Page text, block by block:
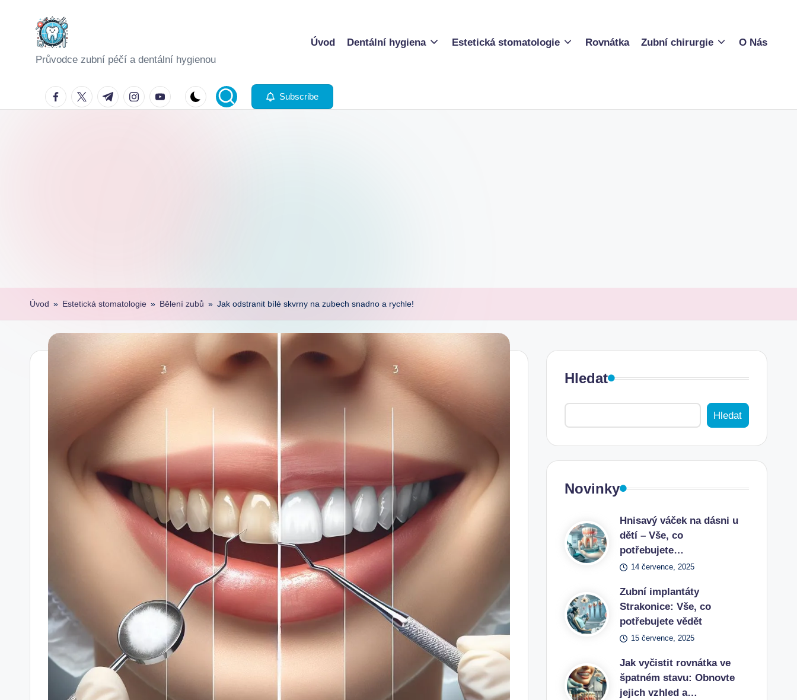
Průvodce zubní péčí a dentální hygienou
Úvod Dentální hygiena Estetická stomatologie Rovnátka Zubní chirurgie O Nás
facebook.com
twitter.com
t.me instagram.com
youtube.com Subscribe
Úvod » Estetická stomatologie » Bělení zubů » Jak odstranit bílé skvrny na zubech snadno a rychle!
Hledat
Hledat
Novinky
Hnisavý váček na dásni u
dětí – Vše, co
potřebujete…
14 července, 2025
Zubní implantáty
Strakonice: Vše, co
potřebujete vědět
15 července, 2025
Jak vyčistit rovnátka ve
špatném stavu: Obnovte
jejich vzhled a…